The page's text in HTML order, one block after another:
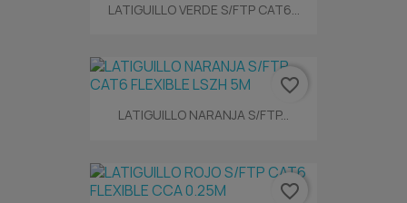
LATIGUILLO VERDE S/FTP CAT6...
LATIGUILLO NARANJA S/FTP...
favorite_border
favorite_border